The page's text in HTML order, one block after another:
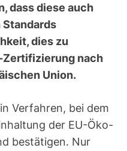
dass diese auch
dies zu
nach
Union.
Verfahren, bei dem
der EU-Öko-
bestätigen. Nur